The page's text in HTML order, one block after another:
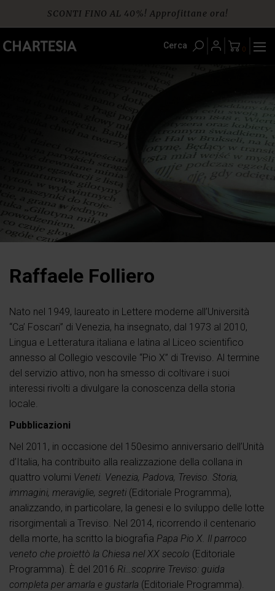
content
SCONTI FINO AL 40%! Approfittane ora!
Spedizione gratuita per ordini da € 60
Cerca 0
Raffaele Folliero
Nato nel 1949, laureato in Lettere moderne all’Università
“Ca’ Foscari” di Venezia, ha insegnato, dal 1973 al 2010,
Lingua e Letteratura italiana e latina al Liceo scientifico
annesso al Collegio vescovile “Pio X” di Treviso. Al termine
del servizio attivo, non ha smesso di coltivare i suoi
interessi rivolti a divulgare la conoscenza della storia
locale.
Pubblicazioni
Nel 2011, in occasione del 150esimo anniversario dell’Unità
d’Italia, ha contribuito alla realizzazione della collana in
quattro volumi Veneti. Venezia, Padova, Treviso. Storia,
immagini, meraviglie, segreti (Editoriale Programma),
analizzando, in particolare, la genesi e lo sviluppo delle lotte
risorgimentali a Treviso. Nel 2014, ricorrendo il centenario
della morte, ha scritto la biografia Papa Pio X. Il parroco
veneto che proiettò la Chiesa nel XX secolo (Editoriale
Programma). È del 2016 Ri…scoprire Treviso: guida
completa per amarla e gustarla (Editoriale Programma).